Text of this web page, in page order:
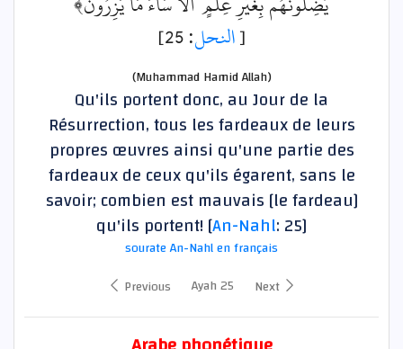
[النحل: 25]
(Muhammad Hamid Allah)
Qu'ils portent donc, au Jour de la
Résurrection, tous les fardeaux de leurs
propres œuvres ainsi qu'une partie des
fardeaux de ceux qu'ils égarent, sans le
savoir; combien est mauvais [le fardeau]
qu'ils portent! [An-Nahl: 25]
sourate An-Nahl en français
Previous
Ayah 25 Next